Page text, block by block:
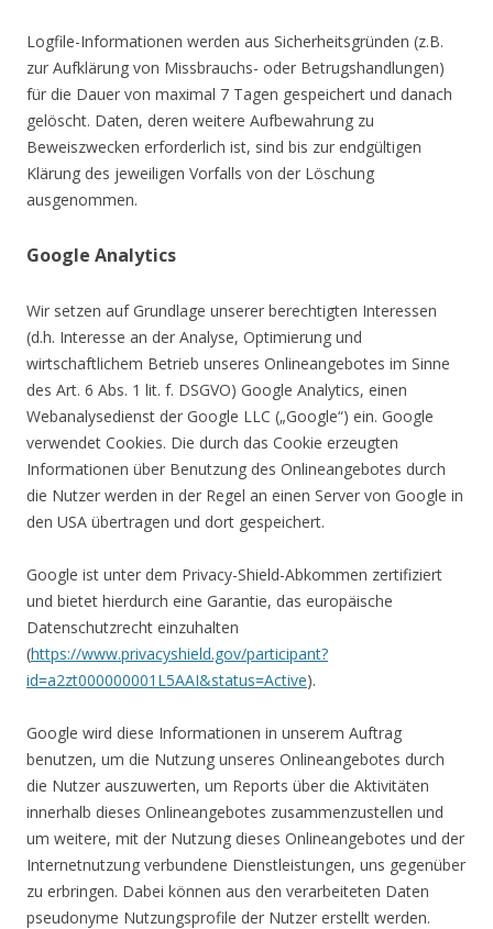
Logfile-Informationen werden aus Sicherheitsgründen (z.B.
zur Aufklärung von Missbrauchs- oder Betrugshandlungen)
für die Dauer von maximal 7 Tagen gespeichert und danach
gelöscht. Daten, deren weitere Aufbewahrung zu
Beweiszwecken erforderlich ist, sind bis zur endgültigen
Klärung des jeweiligen Vorfalls von der Löschung
ausgenommen.
Google Analytics
Wir setzen auf Grundlage unserer berechtigten Interessen
(d.h. Interesse an der Analyse, Optimierung und
wirtschaftlichem Betrieb unseres Onlineangebotes im Sinne
des Art. 6 Abs. 1 lit. f. DSGVO) Google Analytics, einen
Webanalysedienst der Google LLC („Google“) ein. Google
verwendet Cookies. Die durch das Cookie erzeugten
Informationen über Benutzung des Onlineangebotes durch
die Nutzer werden in der Regel an einen Server von Google in
den USA übertragen und dort gespeichert.
Google ist unter dem Privacy-Shield-Abkommen zertifiziert
und bietet hierdurch eine Garantie, das europäische
Datenschutzrecht einzuhalten
(https://www.privacyshield.gov/participant?
id=a2zt000000001L5AAI&status=Active).
Google wird diese Informationen in unserem Auftrag
benutzen, um die Nutzung unseres Onlineangebotes durch
die Nutzer auszuwerten, um Reports über die Aktivitäten
innerhalb dieses Onlineangebotes zusammenzustellen und
um weitere, mit der Nutzung dieses Onlineangebotes und der
Internetnutzung verbundene Dienstleistungen, uns gegenüber
zu erbringen. Dabei können aus den verarbeiteten Daten
pseudonyme Nutzungsprofile der Nutzer erstellt werden.